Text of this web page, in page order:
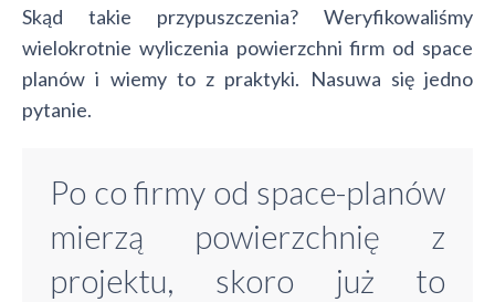
Skąd takie przypuszczenia? Weryfikowaliśmy
wielokrotnie wyliczenia powierzchni firm od space
planów i wiemy to z praktyki. Nasuwa się jedno
pytanie.
Po co firmy od space-planów
mierzą powierzchnię z
projektu, skoro już to